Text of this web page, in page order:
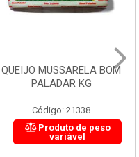
QUEIJO MUSSARELA BOM
PALADAR KG
Código: 21338
Produto de peso
variável